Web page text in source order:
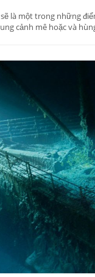
là một trong những
cảnh mê hoặc và